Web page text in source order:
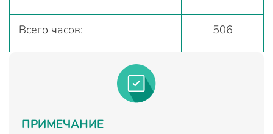
Всего часов: 506
ПРИМЕЧАНИЕ